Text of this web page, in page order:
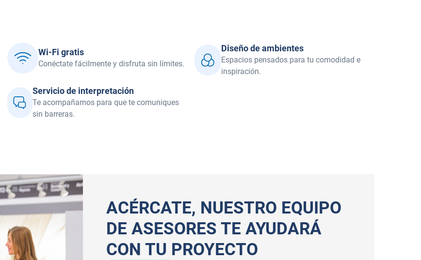
Wi-Fi gratis
Conéctate fácilmente y disfruta sin límites.
Diseño de ambientes
Espacios pensados para tu comodidad e
inspiración.
Servicio de interpretación
Te acompañamos para que te comuniques
sin barreras.
ACÉRCATE, NUESTRO EQUIPO
DE ASESORES TE AYUDARÁ
CON TU PROYECTO